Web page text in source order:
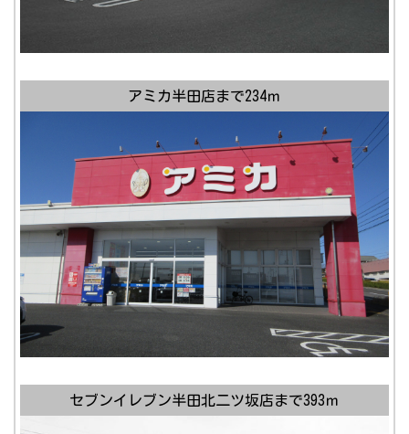
アミカ半田店まで234ｍ
セブンイレブン半田北二ツ坂店まで393ｍ